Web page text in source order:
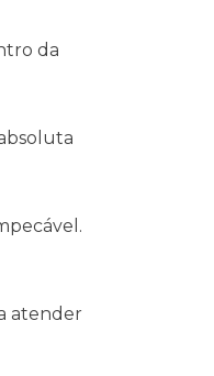
da
atender